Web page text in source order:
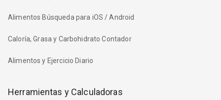
Alimentos Búsqueda para iOS / Android
Caloría, Grasa y Carbohidrato Contador
Alimentos y Ejercicio Diario
Herramientas y Calculadoras